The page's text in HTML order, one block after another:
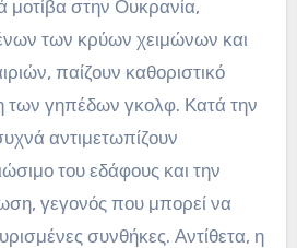
μοτίβα στην Ουκρανία,
των κρύων χειμώνων και
παίζουν καθοριστικό
των γηπέδων γκολφ. Κατά την
αντιμετωπίζουν
του εδάφους και την
γεγονός που μπορεί να
συνθήκες. Αντίθετα, η